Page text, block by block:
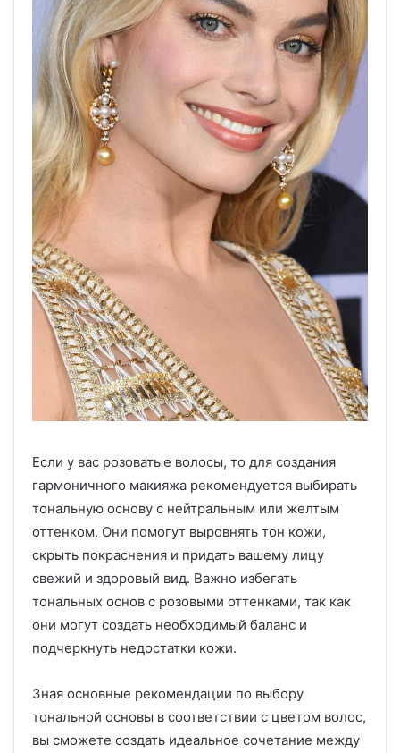
Если у вас розоватые волосы, то для создания
гармоничного макияжа рекомендуется выбирать
тональную основу с нейтральным или желтым
оттенком. Они помогут выровнять тон кожи,
скрыть покраснения и придать вашему лицу
свежий и здоровый вид. Важно избегать
тональных основ с розовыми оттенками, так как
они могут создать необходимый баланс и
подчеркнуть недостатки кожи.
Зная основные рекомендации по выбору
тональной основы в соответствии с цветом волос,
вы сможете создать идеальное сочетание между